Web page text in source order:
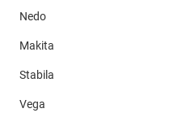
прибора. Такими
с боковым излучателем,
Nedo
Makita
Stabila
Vega